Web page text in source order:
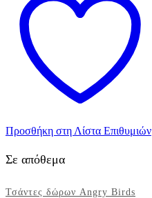
ποσότητα
Προσθήκη στη Λίστα Επιθυμιών
Σε απόθεμα
Τσάντες δώρων Angry Birds